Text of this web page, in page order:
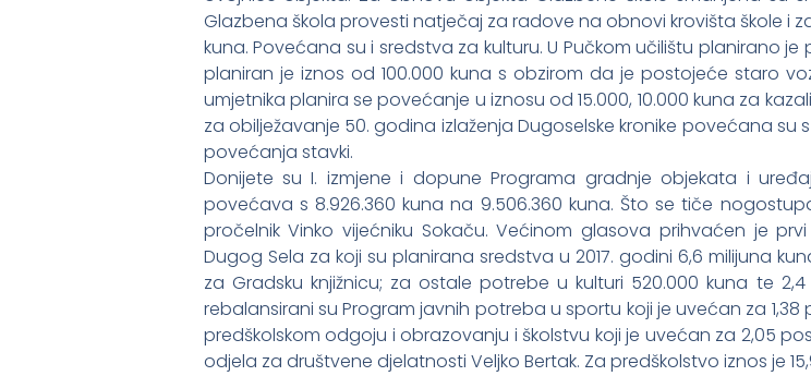
Glazbena škola provesti natječaj za radove na obnovi krovišta škole i
kuna. Povećana su i sredstva za kulturu. U Pučkom učilištu planirano
planiran je iznos od 100.000 kuna s obzirom da je postojeće staro
umjetnika planira se povećanje u iznosu od 15.000, 10.000 kuna za
za obilježavanje 50. godina izlaženja Dugoselske kronike povećana su
povećanja stavki.
Donijete su I. izmjene i dopune Programa gradnje objekata i
povećava s 8.926.360 kuna na 9.506.360 kuna. Što se tiče
pročelnik Vinko vijećniku Sokaču. Većinom glasova prihvaćen je
Dugog Sela za koji su planirana sredstva u 2017. godini 6,6 milijuna
za Gradsku knjižnicu; za ostale potrebe u kulturi 520.000 kuna te
rebalansirani su Program javnih potreba u sportu koji je uvećan za
predškolskom odgoju i obrazovanju i školstvu koji je uvećan za 2,05
odjela za društvene djelatnosti Veljko Bertak. Za predškolstvo iznos je